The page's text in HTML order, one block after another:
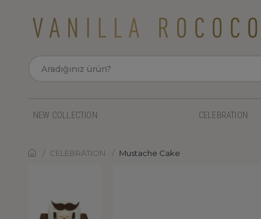
NEW COLLECTION CELEBRATION
CELEBRATION Mustache Cake